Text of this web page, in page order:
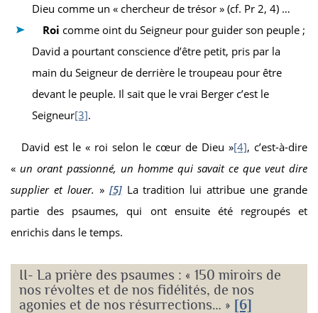
Dieu comme un « chercheur de trésor » (cf. Pr 2, 4) …
Roi comme oint du Seigneur pour guider son peuple ;
David a pourtant conscience d’être petit, pris par la
main du Seigneur de derrière le troupeau pour être
devant le peuple. Il sait que le vrai Berger c’est le
Seigneur[3].
David est le « roi selon le cœur de Dieu »[4], c’est-à-dire
« un orant passionné, un homme qui savait ce que veut dire
supplier et louer. » [5]La tradition lui attribue une grande
partie des psaumes, qui ont ensuite été regroupés et
enrichis dans le temps.
II- La prière des psaumes : « 150 miroirs de
nos révoltes et de nos fidélités, de nos
agonies et de nos résurrections… » [6]